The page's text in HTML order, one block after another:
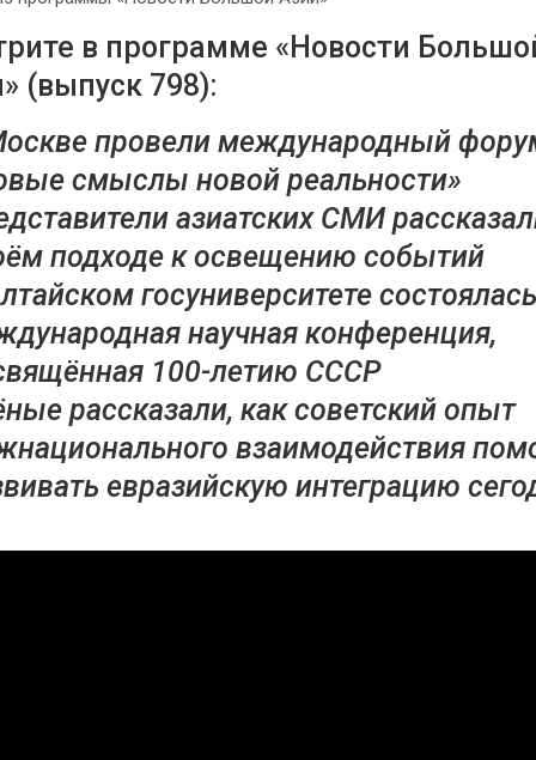
в программе «Новости
(выпуск 798):
провели международный
смыслы новой реальности»
азиатских СМИ
подходе к освещению событий
госуниверситете состоялась
научная конференция,
100-летию СССР
рассказали, как советский опыт
взаимодействия
евразийскую интеграцию